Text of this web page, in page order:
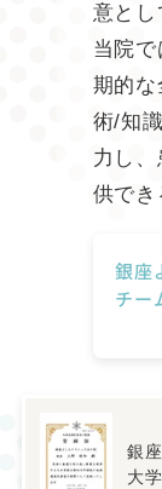
意とし
当院
期的な
術/知
力し
供でき
銀座
チー
銀
大